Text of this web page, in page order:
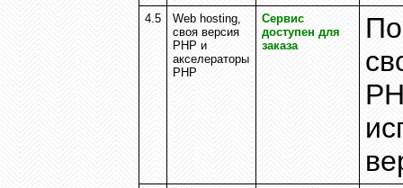
4.5
Web hosting,
своя версия
PHP и
акселераторы
PHP
Сервис
доступен для
заказа